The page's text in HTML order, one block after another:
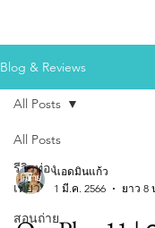
Blog & Reviews
All Posts
รีวิวท่อง
เที่ยว
สอนถ่าย
All Posts
แอดมินแก้ว
1 มี.ค. 2566
ยาว 8